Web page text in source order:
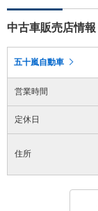
中古車販売店情報
五十嵐自動車
営業時間
定休日
住所